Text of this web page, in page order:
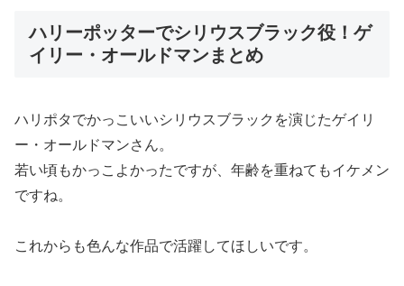
ハリーポッターでシリウスブラック役！ゲ
イリー・オールドマンまとめ
ハリポタでかっこいいシリウスブラックを演じたゲイリ
ー・オールドマンさん。
若い頃もかっこよかったですが、年齢を重ねてもイケメン
ですね。
これからも色んな作品で活躍してほしいです。